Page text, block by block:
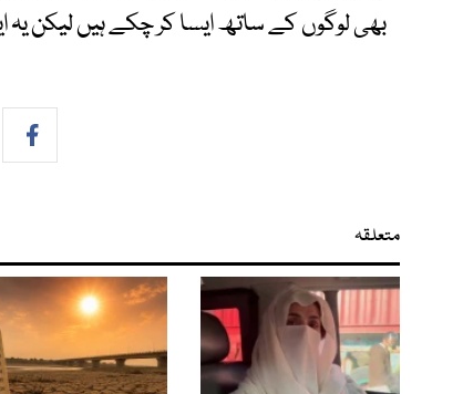
بھی لوگوں کے ساتھ ایسا کر چکے ہیں لیکن یہ
متعلقہ